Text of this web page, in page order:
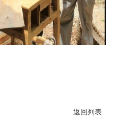
返回列表